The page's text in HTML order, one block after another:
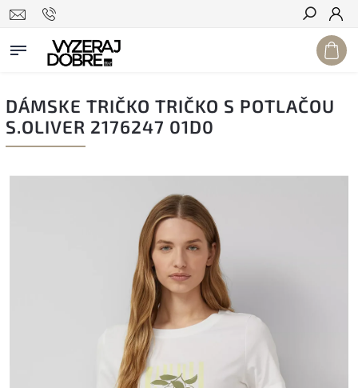
Hľadať
DÁMSKE TRIČKO TRIČKO S POTLAČOU
S.OLIVER 2176247 01D0